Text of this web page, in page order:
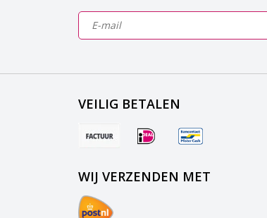
VEILIG BETALEN
WIJ VERZENDEN MET